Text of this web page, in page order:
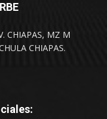
CHIAPAS, MZ M
CHIAPAS.